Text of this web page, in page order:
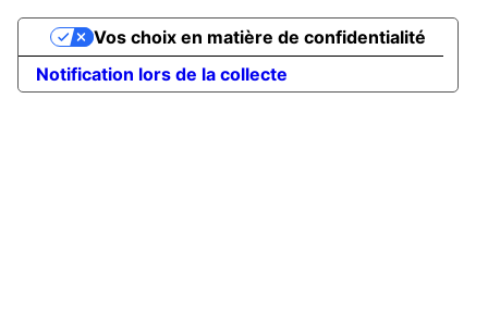
Notification lors de la collecte
Vos choix en matière de confidentialité